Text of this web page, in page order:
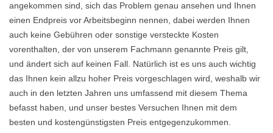
angekommen sind, sich das Problem genau ansehen und Ihnen
einen Endpreis vor Arbeitsbeginn nennen, dabei werden Ihnen
auch keine Gebühren oder sonstige versteckte Kosten
vorenthalten, der von unserem Fachmann genannte Preis gilt,
und ändert sich auf keinen Fall. Natürlich ist es uns auch wichtig
das Ihnen kein allzu hoher Preis vorgeschlagen wird, weshalb wir
auch in den letzten Jahren uns umfassend mit diesem Thema
befasst haben, und unser bestes Versuchen Ihnen mit dem
besten und kostengünstigsten Preis entgegenzukommen.